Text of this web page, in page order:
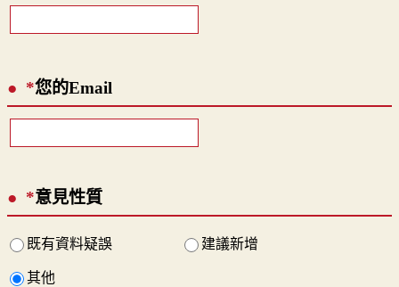
*您的Email
*意見性質
既有資料疑誤 建議新增
其他